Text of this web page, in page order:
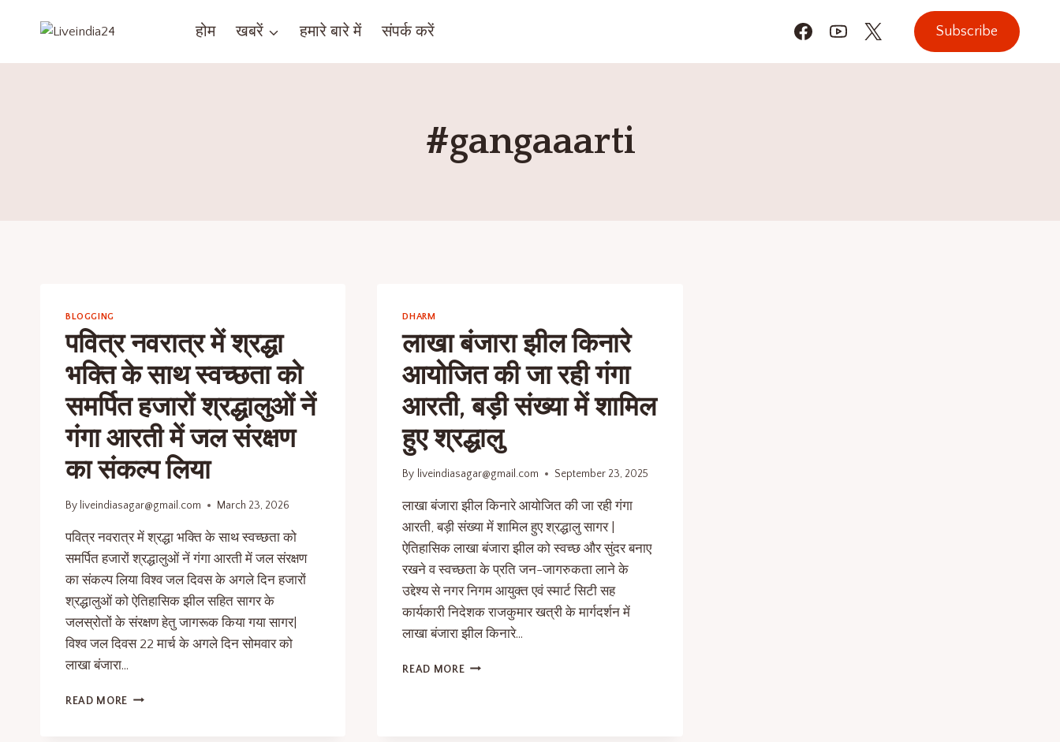
होम खबरें हमारे बारे में संपर्क करें Subscribe
#gangaaarti
BLOGGING
पवित्र नवरात्र में श्रद्धा
भक्ति के साथ स्वच्छता को
समर्पित हजारों श्रद्धालुओं नें
गंगा आरती में जल संरक्षण
का संकल्प लिया
By liveindiasagar@gmail.com March 23, 2026
पवित्र नवरात्र में श्रद्धा भक्ति के साथ स्वच्छता को
समर्पित हजारों श्रद्धालुओं नें गंगा आरती में जल संरक्षण
का संकल्प लिया विश्व जल दिवस के अगले दिन हजारों
श्रद्धालुओं को ऐतिहासिक झील सहित सागर के
जलस्रोतों के संरक्षण हेतु जागरूक किया गया सागर|
विश्व जल दिवस 22 मार्च के अगले दिन सोमवार को
लाखा बंजारा…
READ MORE
DHARM
लाखा बंजारा झील किनारे
आयोजित की जा रही गंगा
आरती, बड़ी संख्या में शामिल
हुए श्रद्धालु
By liveindiasagar@gmail.com September 23, 2025
लाखा बंजारा झील किनारे आयोजित की जा रही गंगा
आरती, बड़ी संख्या में शामिल हुए श्रद्धालु सागर |
ऐतिहासिक लाखा बंजारा झील को स्वच्छ और सुंदर बनाए
रखने व स्वच्छता के प्रति जन-जागरुकता लाने के
उद्देश्य से नगर निगम आयुक्त एवं स्मार्ट सिटी सह
कार्यकारी निदेशक राजकुमार खत्री के मार्गदर्शन में
लाखा बंजारा झील किनारे…
READ MORE